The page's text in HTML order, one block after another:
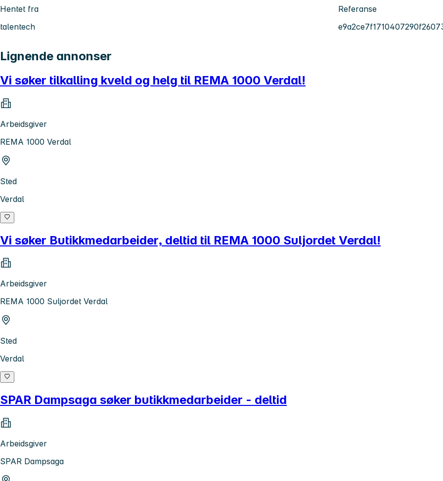
Hentet fra
talentech
Referanse
Lignende annonser
Vi søker tilkalling kveld og helg til REMA 1000 Verdal!
Arbeidsgiver
REMA 1000 Verdal
Sted
Verdal
Vi søker Butikkmedarbeider, deltid til REMA 1000 Suljordet Verdal!
Arbeidsgiver
REMA 1000 Suljordet Verdal
Sted
Verdal
SPAR Dampsaga søker butikkmedarbeider - deltid
Arbeidsgiver
SPAR Dampsaga